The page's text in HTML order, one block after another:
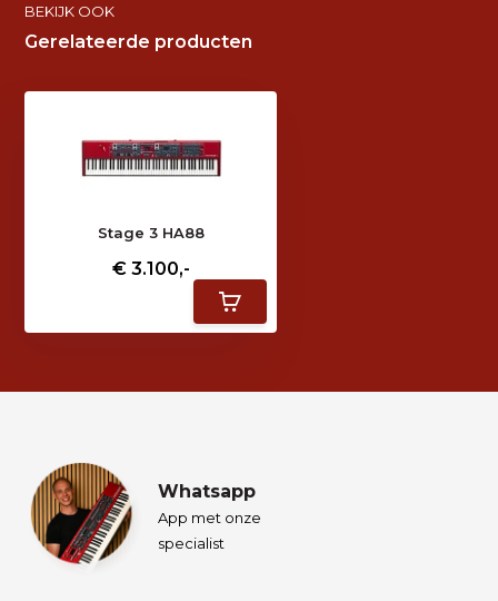
BEKIJK OOK
Gerelateerde producten
Stage 3 HA88
€ 3.100,-
Whatsapp
App met onze
specialist